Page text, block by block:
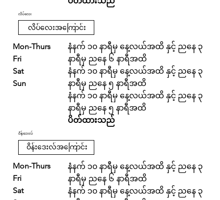
လိပ်လေး
လိပ်လေးအကြောင်း
Mon-Thurs
Fri
Sat
Sun
နံနက် ၁၀ နာရီမှ နေ့လယ်အထိ နှင့် ညနေ ၃
နာရီမှ ညနေ ၆ နာရီအထိ
နံနက် ၁၀ နာရီမှ နေ့လယ်အထိ နှင့် ညနေ ၃
နာရီမှ ညနေ ၅ နာရီအထိ
နံနက် ၁၀ နာရီမှ နေ့လယ်အထိ နှင့် ညနေ ၃
နာရီမှ ညနေ ၅ နာရီအထိ
ပိတ်ထားသည်
ဝိန်းဒေးလ်
ဝိန်းဒေးလ်အကြောင်း
Mon-Thurs
Fri
Sat
နံနက် ၁၀ နာရီမှ နေ့လယ်အထိ နှင့် ညနေ ၃
နာရီမှ ညနေ ၆ နာရီအထိ
နံနက် ၁၀ နာရီမှ နေ့လယ်အထိ နှင့် ညနေ ၃